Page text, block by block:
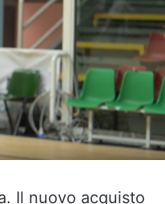
Il nuovo acquisto